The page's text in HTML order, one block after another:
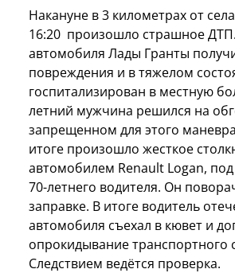
Накануне в 3 километрах от
16:20 произошло страшное
автомобиля Лады Гранты
повреждения и в тяжелом
госпитализирован в местную
летний мужчина решился на
запрещенном для этого
итоге произошло жесткое
автомобилем Renault Logan,
70-летнего водителя. Он
заправке. В итоге водитель
автомобиля съехал в кювет и
опрокидывание транспортного
Следствием ведётся проверка.